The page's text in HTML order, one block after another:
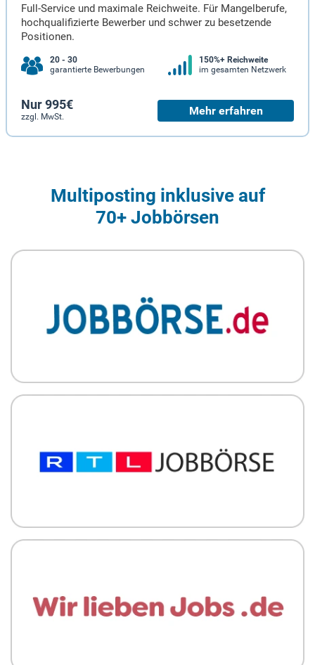
Full-Service und maximale Reichweite. Für Mangelberufe,
hochqualifizierte Bewerber und schwer zu besetzende
Positionen.
20 - 30
garantierte Bewerbungen
150%+ Reichweite
im gesamten Netzwerk
Nur 995€
zzgl. MwSt. Mehr erfahren
Multiposting inklusive auf
70+ Jobbörsen